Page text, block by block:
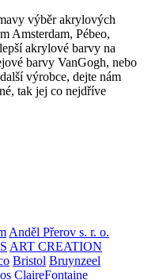
výběr akrylových
Amsterdam, Pébeo,
akrylové barvy na
barvy VanGogh, nebo
výrobce, dejte nám
tak jej co nejdříve
Anděl Přerov s. r. o.
ART CREATION
Bristol Bruynzeel
ClaireFontaine